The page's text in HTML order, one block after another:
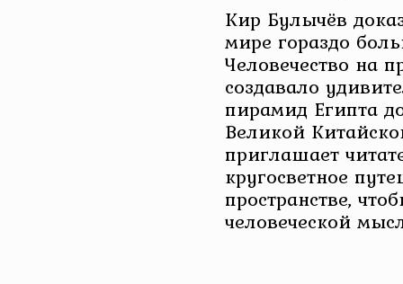
Кир Булычёв
мире гораздо
Человечество на
создавало
пирамид Египта
Великой
приглашает
кругосветное
пространстве,
человеческой